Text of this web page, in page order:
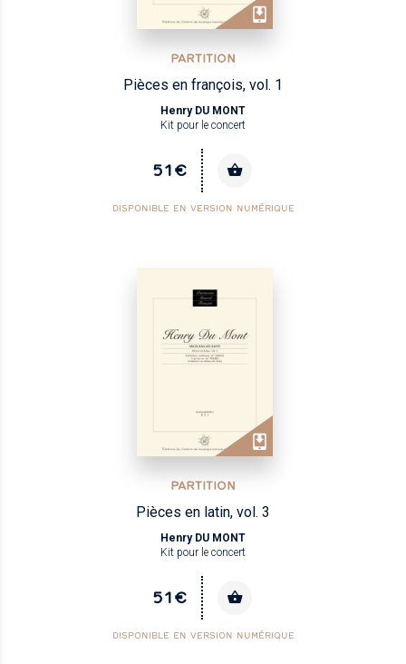
PARTITION
Pièces en françois, vol. 1
Henry DU MONT
Kit pour le concert
51€
DISPONIBLE EN VERSION NUMÉRIQUE
PARTITION
Pièces en latin, vol. 3
Henry DU MONT
Kit pour le concert
51€
DISPONIBLE EN VERSION NUMÉRIQUE